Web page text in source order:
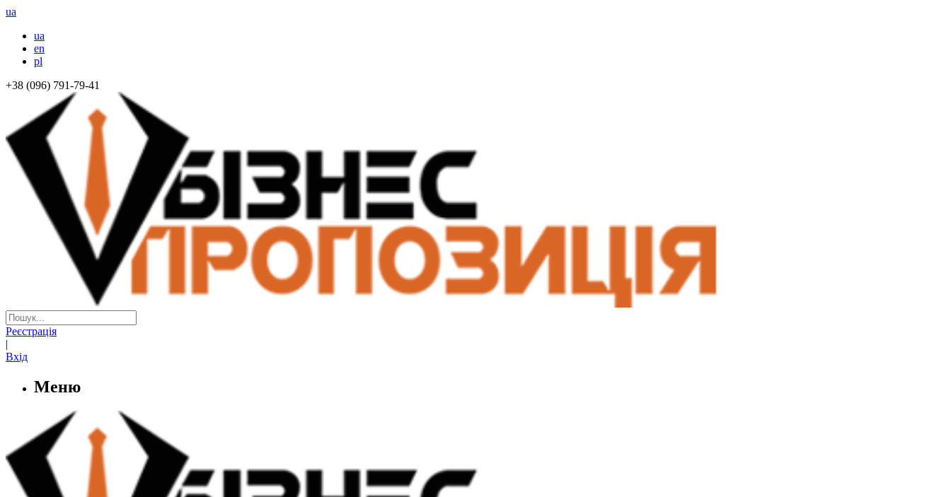
ua
ua
en
pl
+38 (096) 791-79-41
Реєстрація
|
Вхід
Меню